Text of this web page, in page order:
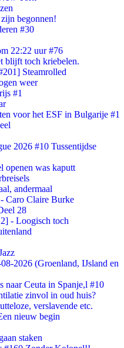
begonnen!
#30
22:22 uur #76
blijft toch kriebelen.
Steamrolled
weer
#1
voor het ESF in Bulgarije #1
2026 #10 Tussentijdse
openen was kaputt
andermaal
Caro Claire Burke
28
- Loogisch toch
2026 (Groenland, IJsland en
naar Ceuta in Spanje,l #10
zinvol in oud huis?
verslavende etc.
nieuw begin
staken